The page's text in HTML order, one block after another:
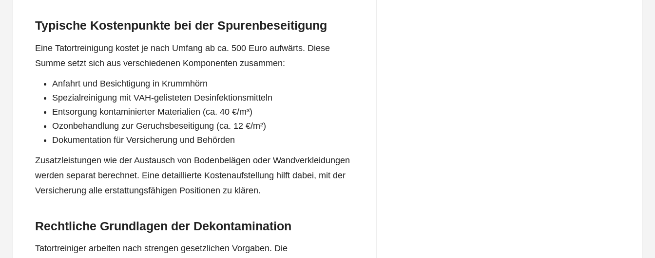
Typische Kostenpunkte bei der Spurenbeseitigung
Eine Tatortreinigung kostet je nach Umfang ab ca. 500 Euro aufwärts. Diese
Summe setzt sich aus verschiedenen Komponenten zusammen:
Anfahrt und Besichtigung in Krummhörn
Spezialreinigung mit VAH-gelisteten Desinfektionsmitteln
Entsorgung kontaminierter Materialien (ca. 40 €/m³)
Ozonbehandlung zur Geruchsbeseitigung (ca. 12 €/m²)
Dokumentation für Versicherung und Behörden
Zusatzleistungen wie der Austausch von Bodenbelägen oder Wandverkleidungen
werden separat berechnet. Eine detaillierte Kostenaufstellung hilft dabei, mit der
Versicherung alle erstattungsfähigen Positionen zu klären.
Rechtliche Grundlagen der Dekontamination
Tatortreiniger arbeiten nach strengen gesetzlichen Vorgaben. Die